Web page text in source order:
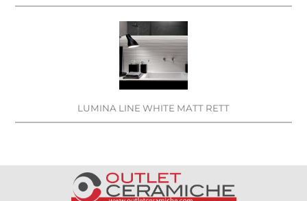
LUMINA LINE WHITE MATT RETT